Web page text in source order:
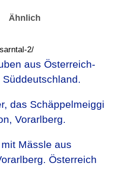
Ähnlich
2/
aus Österreich-
das Schäppelmeiggi
Vorarlberg.
Mässle aus
Österreich